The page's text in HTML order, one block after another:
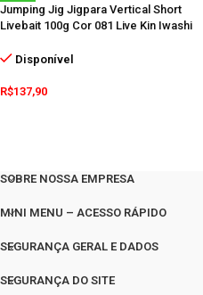
Jumping Jig Jigpara Vertical Short
Livebait 100g Cor 081 Live Kin Iwashi
Disponível
R$137,90
SOBRE NOSSA EMPRESA
MINI MENU – ACESSO RÁPIDO
SEGURANÇA GERAL E DADOS
SEGURANÇA DO SITE